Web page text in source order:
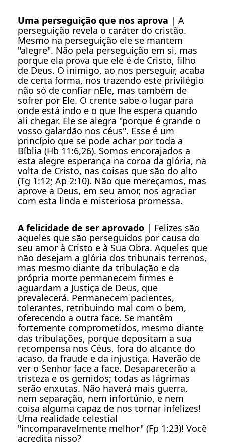
Uma perseguição que nos aprova | A
perseguição revela o caráter do cristão.
Mesmo na perseguição ele se mantem
"alegre". Não pela perseguição em si, mas
porque ela prova que ele é de Cristo, filho
de Deus. O inimigo, ao nos perseguir, acaba
de certa forma, nos trazendo este privilégio
não só de confiar nEle, mas também de
sofrer por Ele. O crente sabe o lugar para
onde está indo e o que lhe espera quando
ali chegar. Ele se alegra "porque é grande o
vosso galardão nos céus". Esse é um
princípio que se pode achar por toda a
Bíblia (Hb 11:6,26). Somos encorajados a
esta alegre esperança na coroa da glória, na
volta de Cristo, nas coisas que são do alto
(Tg 1:12; Ap 2:10). Não que mereçamos, mas
aprove a Deus, em seu amor, nos agraciar
com esta linda e misteriosa promessa.
A felicidade de ser aprovado | Felizes são
aqueles que são perseguidos por causa do
seu amor à Cristo e à Sua Obra. Aqueles que
não desejam a glória dos tribunais terrenos,
mas mesmo diante da tribulação e da
própria morte permanecem firmes e
aguardam a Justiça de Deus, que
prevalecerá. Permanecem pacientes,
tolerantes, retribuindo mal com o bem,
oferecendo a outra face. Se mantêm
fortemente comprometidos, mesmo diante
das tribulações, porque depositam a sua
recompensa nos Céus, fora do alcance do
acaso, da fraude e da injustiça. Haverão de
ver o Senhor face a face. Desaparecerão a
tristeza e os gemidos; todas as lágrimas
serão enxutas. Não haverá mais guerra,
nem separação, nem infortúnio, e nem
coisa alguma capaz de nos tornar infelizes!
Uma realidade celestial
"incomparavelmente melhor" (Fp 1:23)! Você
acredita nisso?